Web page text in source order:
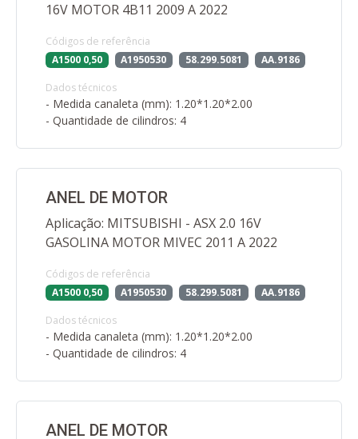
16V MOTOR 4B11 2009 A 2022
Códigos de referência
A1500 0,50
A1950530 58.299.5081 AA.9186
Dados técnicos
- Medida canaleta (mm): 1.20*1.20*2.00
- Quantidade de cilindros: 4
ANEL DE MOTOR
Aplicação: MITSUBISHI - ASX 2.0 16V
GASOLINA MOTOR MIVEC 2011 A 2022
Códigos de referência
A1500 0,50
A1950530 58.299.5081 AA.9186
Dados técnicos
- Medida canaleta (mm): 1.20*1.20*2.00
- Quantidade de cilindros: 4
ANEL DE MOTOR